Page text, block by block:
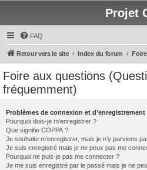
Projet
FAQ
Retour vers le site Index du forum
Foire aux questions
fréquemment)
Problèmes de connexion et d’enregistrement
Pourquoi dois-je m’enregistrer ?
Que signifie COPPA ?
Je souhaite m’enregistrer, mais je n’y parviens
Je suis enregistré mais je ne peux pas me
Pourquoi ne puis-je pas me connecter ?
Je me suis enregistré par le passé mais je ne